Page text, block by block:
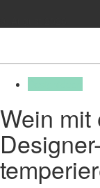
navigation
Wein mit